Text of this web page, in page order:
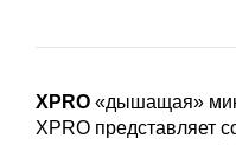
XPRO «дышащая»
XPRO представляет